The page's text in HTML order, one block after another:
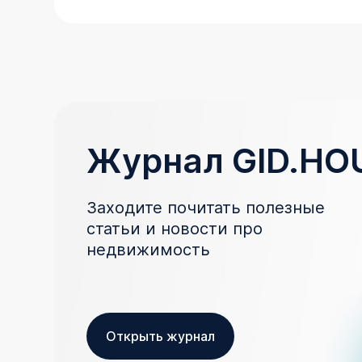
Журнал
Заходите почитать полезные
статьи и новости про
недвижимость
Открыть журнал